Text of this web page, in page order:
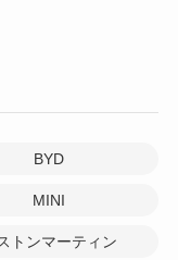
BYD
MINI
トンマーティン